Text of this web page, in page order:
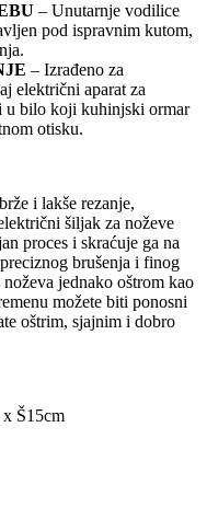
– Unutarnje vodilice
pod ispravnim kutom,
– Izrađeno za
električni aparat za
u bilo koji kuhinjski ormar
otisku.
i lakše rezanje,
šiljak za noževe
proces i skraćuje ga na
brušenja i finog
jednako oštrom kao
možete biti ponosni
oštrim, sjajnim i dobro
Š15cm